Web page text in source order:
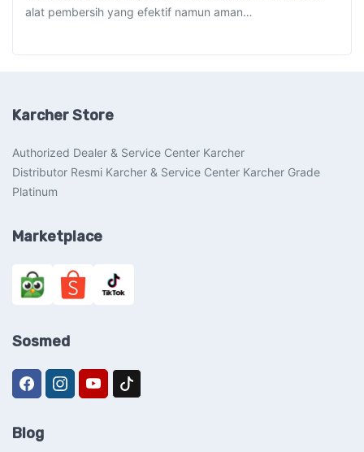
alat pembersih yang efektif namun aman…
Karcher Store
Authorized Dealer & Service Center Karcher
Distributor Resmi Karcher & Service Center Karcher Grade
Platinum
Marketplace
Sosmed
Blog